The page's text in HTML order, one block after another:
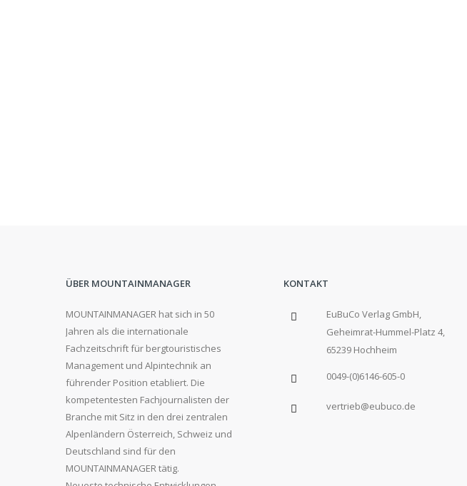
ÜBER MOUNTAINMANAGER
MOUNTAINMANAGER hat sich in 50
Jahren als die internationale
Fachzeitschrift für bergtouristisches
Management und Alpintechnik an
führender Position etabliert. Die
kompetentesten Fachjournalisten der
Branche mit Sitz in den drei zentralen
Alpenländern Österreich, Schweiz und
Deutschland sind für den
MOUNTAINMANAGER tätig.
KONTAKT
EuBuCo Verlag GmbH,
Geheimrat-Hummel-Platz 4,
65239 Hochheim
0049-(0)6146-605-0
vertrieb@eubuco.de